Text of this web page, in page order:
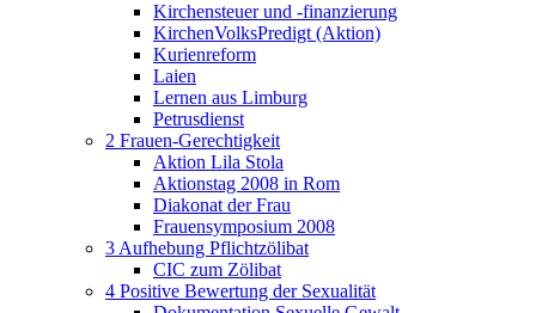
Kirchensteuer und -finanzierung
KirchenVolksPredigt (Aktion)
Kurienreform
Laien
Lernen aus Limburg
Petrusdienst
2 Frauen-Gerechtigkeit
Aktion Lila Stola
Aktionstag 2008 in Rom
Diakonat der Frau
Frauensymposium 2008
3 Aufhebung Pflichtzölibat
CIC zum Zölibat
4 Positive Bewertung der Sexualität